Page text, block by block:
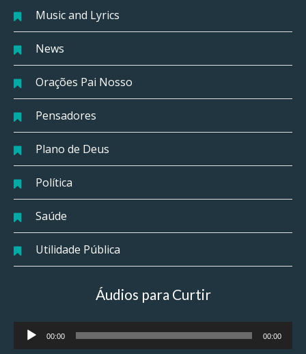
Music and Lyrics
News
Orações Pai Nosso
Pensadores
Plano de Deus
Política
Saúde
Utilidade Pública
Áudios para Curtir
Tocador
de
00:00 00:00